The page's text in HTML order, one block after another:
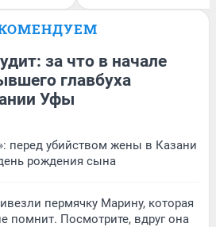
за что в начале
главбуха
Уфы
перед убийством жены в Казани
рождения сына
пермячку Марину, которая
помнит. Посмотрите, вдруг она